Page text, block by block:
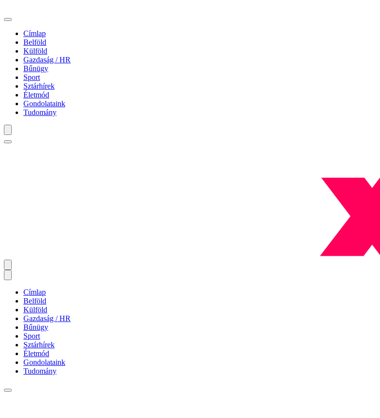
Címlap
Belföld
Külföld
Gazdaság / HR
Bűnügy
Sport
Sztárhírek
Életmód
Gondolataink
Tudomány
Címlap
Belföld
Külföld
Gazdaság / HR
Bűnügy
Sport
Sztárhírek
Életmód
Gondolataink
Tudomány